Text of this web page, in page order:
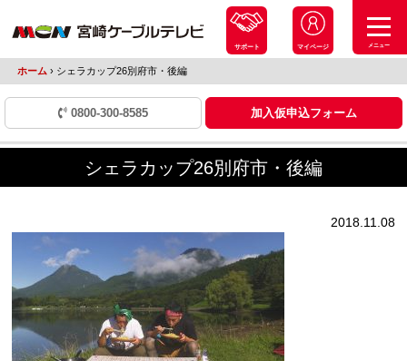
サポート マイページ メニュー
ホーム ›シェラカップ26別府市・後編
0800-300-8585 加入仮申込フォーム
シェラカップ26別府市・後編
2018.11.08